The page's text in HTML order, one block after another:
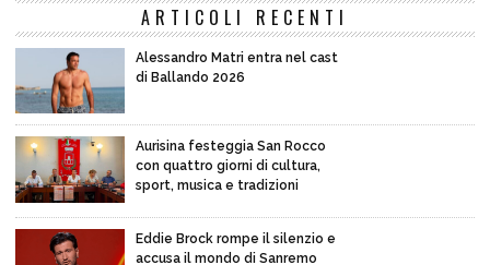
ARTICOLI RECENTI
Alessandro Matri entra nel cast
di Ballando 2026
Aurisina festeggia San Rocco
con quattro giorni di cultura,
sport, musica e tradizioni
Eddie Brock rompe il silenzio e
accusa il mondo di Sanremo